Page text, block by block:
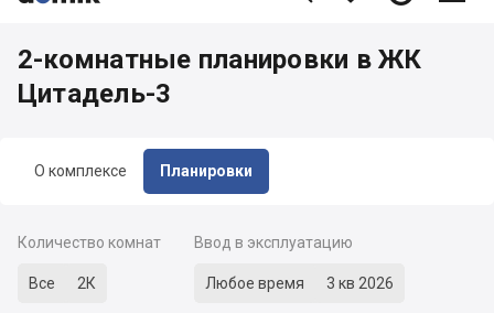
О комплексе Планировки
2-комнатные планировки в ЖК
Цитадель-3
Количество комнат
Все 2К
Ввод в эксплуатацию
Любое время 3 кв 2026